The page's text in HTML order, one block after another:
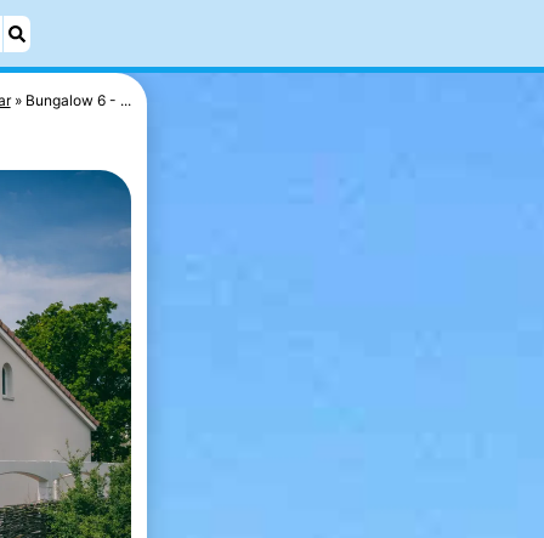
Bungalow 6 - ...